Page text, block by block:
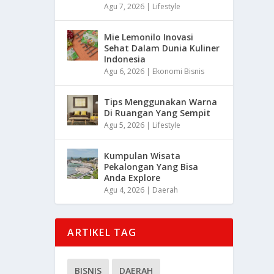
Agu 7, 2026 | Lifestyle
Mie Lemonilo Inovasi
Sehat Dalam Dunia Kuliner
Indonesia
Agu 6, 2026 | Ekonomi Bisnis
Tips Menggunakan Warna
Di Ruangan Yang Sempit
Agu 5, 2026 | Lifestyle
Kumpulan Wisata
Pekalongan Yang Bisa
Anda Explore
Agu 4, 2026 | Daerah
ARTIKEL TAG
BISNIS DAERAH